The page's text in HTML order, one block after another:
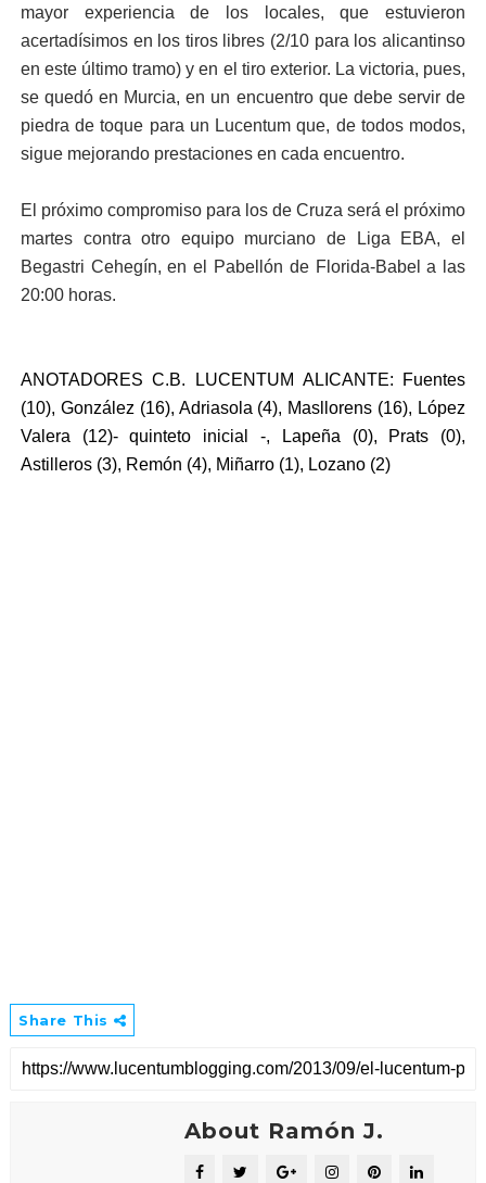
mayor experiencia de los locales, que estuvieron
acertadísimos en los tiros libres (2/10 para los alicantinso
en este último tramo) y en el tiro exterior. La victoria, pues,
se quedó en Murcia, en un encuentro que debe servir de
piedra de toque para un Lucentum que, de todos modos,
sigue mejorando prestaciones en cada encuentro.
El próximo compromiso para los de Cruza será el próximo
martes contra otro equipo murciano de Liga EBA, el
Begastri Cehegín, en el Pabellón de Florida-Babel a las
20:00 horas.
ANOTADORES C.B. LUCENTUM ALICANTE: Fuentes
(10), González (16), Adriasola (4), Masllorens (16), López
Valera (12)- quinteto inicial -, Lapeña (0), Prats (0),
Astilleros (3), Remón (4), Miñarro (1), Lozano (2)
Share This
About Ramón J.